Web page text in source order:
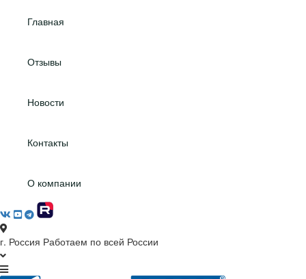
Главная
Отзывы
Новости
Контакты
О компании
г. Россия Работаем по всей России